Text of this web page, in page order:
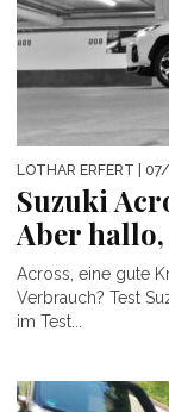
LOTHAR ERFERT |
Suzuki
Aber
Across, eine gute
Verbrauch? Test
im Test...